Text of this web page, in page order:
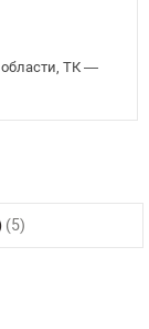
области, ТК —
(5)